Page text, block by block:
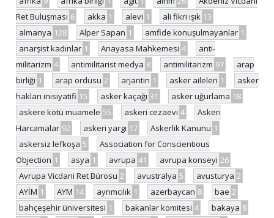
Ret Buluşması 6 akka 1 alevi 1 ali fikri ışık 13
almanya 128 Alper Sapan 1 amfide konuşulmayanlar 1
anarşist kadınlar 1 Anayasa Mahkemesi 4
anti-
militarizm 4 antimilitarist medya 8 antimilitarizm 97
arap
birliği 1 arap ordusu 2 arjantin 1 asker aileleri 1
asker
hakları inisiyatifi 15 asker kaçağı 31 asker uğurlama 18
askere kötü muamele 55 askeri cezaevi 4
Askeri
Harcamalar 92 askeri yargı 17 Askerlik Kanunu 1
askersiz lefkoşa 5
Association for Conscientious
Objection 1 asya 1 avrupa 41 avrupa konseyi 26
Avrupa Vicdani Ret Bürosu 2 avustralya 5 avusturya 2
AYİM 1 AYM 14 ayrımcılık 1 azerbaycan 8 bae 2
bahçeşehir üniversitesi 1 bakanlar komitesi 4 bakaya 8